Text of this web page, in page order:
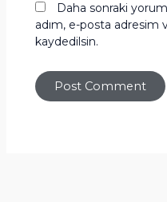
Daha sonraki
adım, e-posta adresim
kaydedilsin.